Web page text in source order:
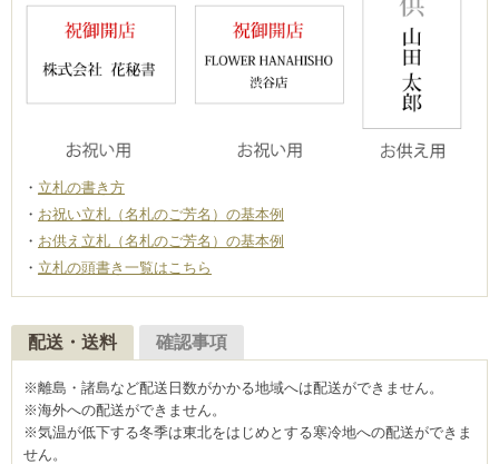
立札の書き方
お祝い立札（名札のご芳名）の基本例
お供え立札（名札のご芳名）の基本例
立札の頭書き一覧はこちら
配送・送料 確認事項
※離島・諸島など配送日数がかかる地域へは配送ができません。
※海外への配送ができません。
※気温が低下する冬季は東北をはじめとする寒冷地への配送ができま
せん。